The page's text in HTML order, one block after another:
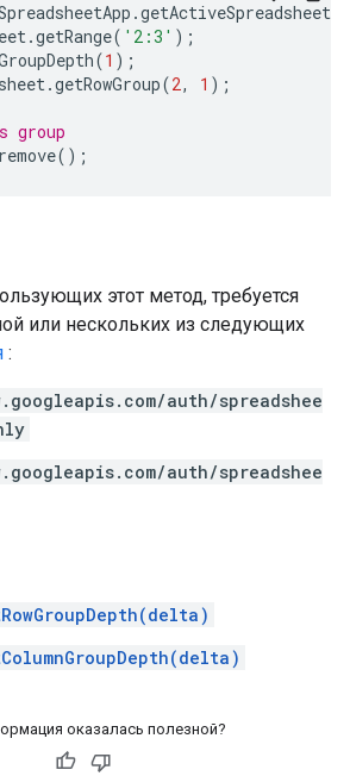
.getActiveSpreadsheet
.getRange( '2:3' );
(1 );
sheet.getRowGroup(2, 1 );
group
remove();
этот метод, требуется
или нескольких из следующих
:
auth/spreadshee
auth/spreadshee
оказалась полезной?